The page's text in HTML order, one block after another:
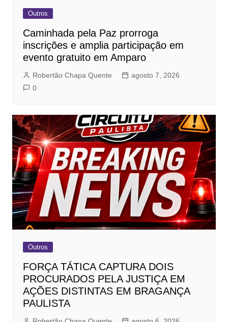
Outros
Caminhada pela Paz prorroga
inscrições e amplia participação em
evento gratuito em Amparo
Robertão Chapa Quente
agosto 7, 2026
0
Outros
FORÇA TÁTICA CAPTURA DOIS
PROCURADOS PELA JUSTIÇA EM
AÇÕES DISTINTAS EM BRAGANÇA
PAULISTA